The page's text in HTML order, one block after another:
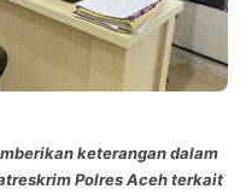
keterangan dalam
Polres Aceh terkait